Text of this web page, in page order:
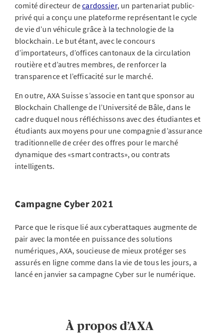
comité directeur decardossier, un partenariat public-
privé qui a conçu une plateforme représentant le cycle
de vie d’un véhicule grâce à la technologie de la
blockchain. Le but étant, avec le concours
d’importateurs, d’offices cantonaux de la circulation
routière et d’autres membres, de renforcer la
transparence et l’efficacité sur le marché.
En outre, AXA Suisse s’associe en tant que sponsor au
Blockchain Challenge de l’Université de Bâle, dans le
cadre duquel nous réfléchissons avec des étudiantes et
étudiants aux moyens pour une compagnie d’assurance
traditionnelle de créer des offres pour le marché
dynamique des «smart contracts», ou contrats
intelligents.
Campagne Cyber 2021
Parce que le risque lié aux cyberattaques augmente de
pair avec la montée en puissance des solutions
numériques, AXA, soucieuse de mieux protéger ses
assurés en ligne comme dans la vie de tous les jours, a
lancé en janvier sa campagne Cyber sur le numérique.
À propos d’AXA